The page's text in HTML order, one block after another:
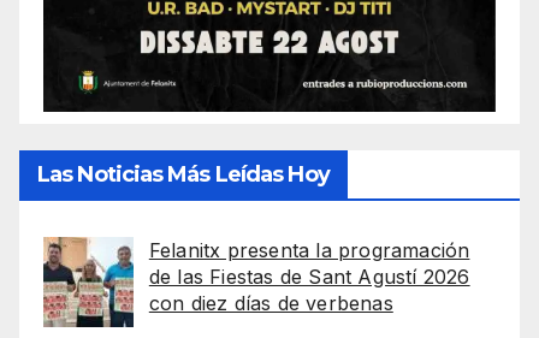
Las Noticias Más Leídas Hoy
Felanitx presenta la programación
de las Fiestas de Sant Agustí 2026
con diez días de verbenas